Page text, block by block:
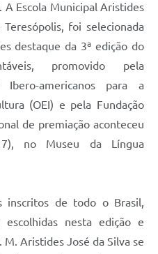
Escola Municipal Aristides
foi selecionada
destaque da 3ª edição do
promovido pela
Ibero-americanos para a
(OEI) e pela Fundação
de premiação aconteceu
no Museu da Língua
inscritos de todo o Brasil,
nesta edição e
Aristides José da Silva se